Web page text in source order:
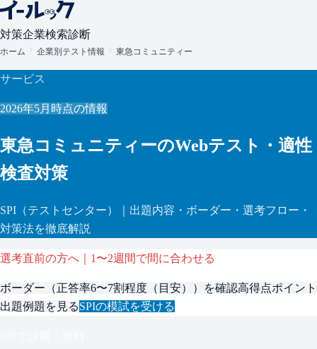
対策企業検索診断
ホーム 企業別テスト情報 東急コミュニティー
サービス
2026年5月 時点の情報
東急コミュニティーのWebテスト・適性
検査対策
SPI （テストセンター）
｜出題内容・ボーダー・選考フロー・
対策法を徹底解説
選考直前の方へ｜1〜2週間で間に合わせる
ボーダー（正答率6〜7割程度（目安） ）を確認高得点ポイント
出題例題を見るSPIの模試を受ける